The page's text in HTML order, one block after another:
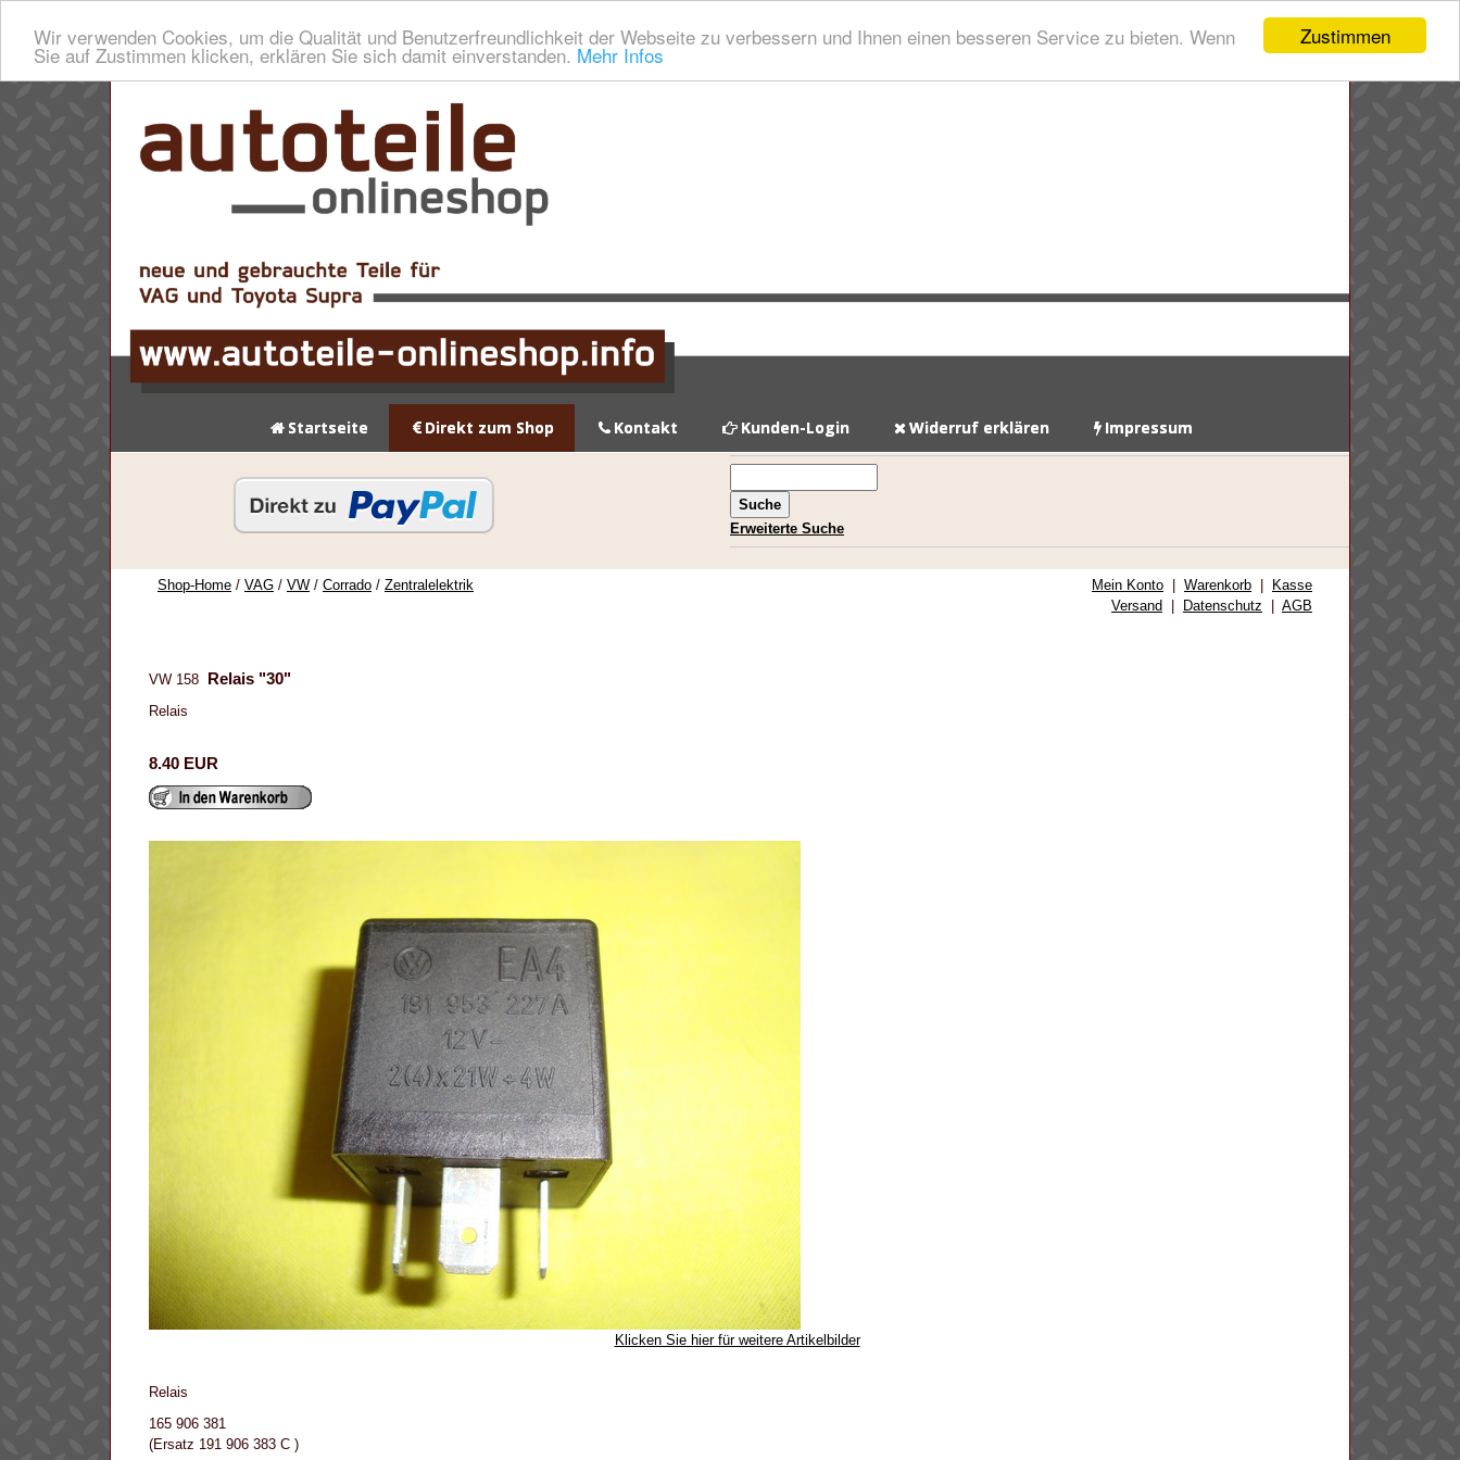
Zustimmen
Wir verwenden Cookies, um die Qualität und Benutzerfreundlichkeit der Webseite zu verbessern und Ihnen einen besseren Service zu bieten. Wenn
Sie auf Zustimmen klicken, erklären Sie sich damit einverstanden. Mehr Infos
Startseite Direkt zum Shop Kontakt Kunden-Login Widerruf erklären Impressum
Erweiterte Suche
Shop-Home / VAG / VW / Corrado / Zentralelektrik Mein Konto Warenkorb
Kasse
Versand
Datenschutz AGB
VW 158 Relais "30"
Relais
8.40 EUR
Klicken Sie hier für weitere Artikelbilder
Relais
165 906 381
(Ersatz 191 906 383 C )